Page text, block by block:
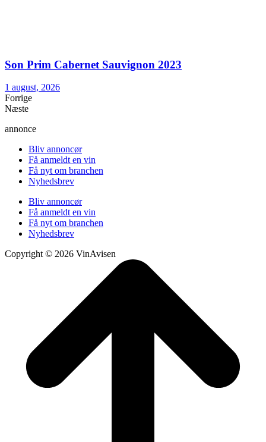
Son Prim Cabernet Sauvignon 2023
1 august, 2026
Forrige
Næste
annonce
Bliv annoncør
Få anmeldt en vin
Få nyt om branchen
Nyhedsbrev
Bliv annoncør
Få anmeldt en vin
Få nyt om branchen
Nyhedsbrev
Copyright © 2026 VinAvisen